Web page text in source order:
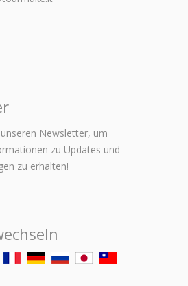
Newsletter, um
zu Updates und
zu erhalten!